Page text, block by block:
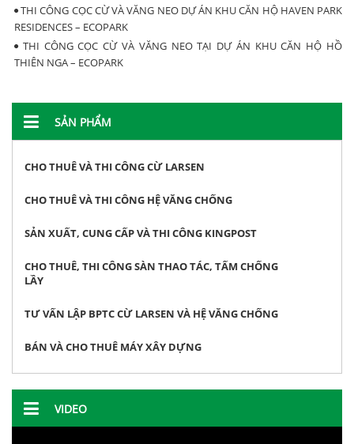
THI CÔNG CỌC CỪ VÀ VĂNG NEO DỰ ÁN KHU CĂN HỘ HAVEN PARK
RESIDENCES – ECOPARK
THI CÔNG CỌC CỪ VÀ VĂNG NEO TẠI DỰ ÁN KHU CĂN HỘ HỒ
THIÊN NGA – ECOPARK
SẢN PHẨM
CHO THUÊ VÀ THI CÔNG CỪ LARSEN
CHO THUÊ VÀ THI CÔNG HỆ VĂNG CHỐNG
SẢN XUẤT, CUNG CẤP VÀ THI CÔNG KINGPOST
CHO THUÊ, THI CÔNG SÀN THAO TÁC, TẤM CHỐNG
LẦY
TƯ VẤN LẬP BPTC CỪ LARSEN VÀ HỆ VĂNG CHỐNG
BÁN VÀ CHO THUÊ MÁY XÂY DỰNG
VIDEO